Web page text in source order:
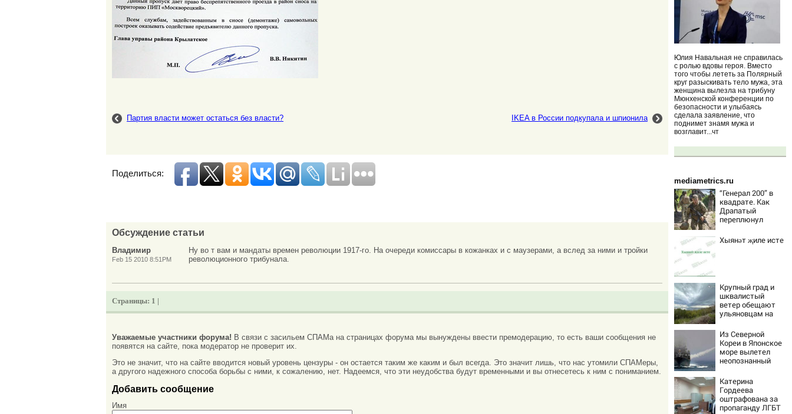
Партия власти может остаться без власти? IKEA в России подкупала и шпионила
Поделиться:
Обсуждение статьи
Владимир
Feb 15 2010 8:51PM
Ну во т вам и мандаты времен революции 1917-го. На очереди комиссары в кожанках и с маузерами, а вслед за ними и тройки
революционного трибунала.
Страницы: 1 |
Уважаемые участники форума! В связи с засильем СПАМа на страницах форума мы вынуждены ввести премодерацию, то есть ваши сообщения не
появятся на сайте, пока модератор не проверит их.
Это не значит, что на сайте вводится новый уровень цензуры - он остается таким же каким и был всегда. Это значит лишь, что нас утомили СПАМеры,
а другого надежного способа борьбы с ними, к сожалению, нет. Надеемся, что эти неудобства будут временными и вы отнесетесь к ним с пониманием.
Добавить сообщение
Имя
Юлия Навальная не справилась
с ролью вдовы героя. Вместо
того чтобы лететь за Полярный
круг разыскивать тело мужа, эта
женщина вылезла на трибуну
Мюнхенской конференции по
безопасности и улыбаясь
сделала заявление, что
поднимет знамя мужа и
возглавит...чт
mediametrics.ru
“Генерал 200” в
квадрате. Как
Драпатый
переплюнул
Хыянәт җиле исте
Крупный град и
шквалистый
ветер обещают
ульяновцам на
Из Северной
Кореи в Японское
море вылетел
неопознанный
Катерина
Гордеева
оштрафована за
пропаганду ЛГБТ